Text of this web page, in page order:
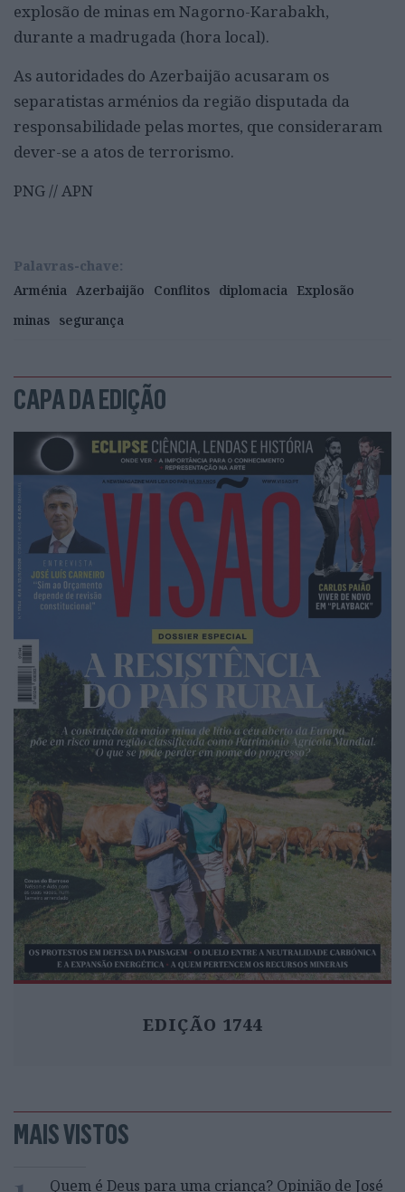
explosão de minas em Nagorno-Karabakh,
durante a madrugada (hora local).
As autoridades do Azerbaijão acusaram os
separatistas arménios da região disputada da
responsabilidade pelas mortes, que consideraram
dever-se a atos de terrorismo.
PNG // APN
Palavras-chave:
Arménia Azerbaijão Conflitos diplomacia Explosão
minas segurança
CAPA DA EDIÇÃO
EDIÇÃO 1744
MAIS VISTOS
Quem é Deus para uma criança? Opinião de José